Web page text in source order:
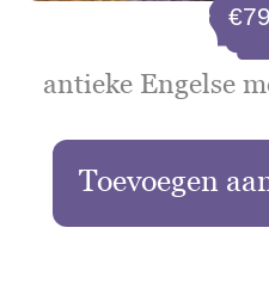
antieke Engelse
€
Toevoegen